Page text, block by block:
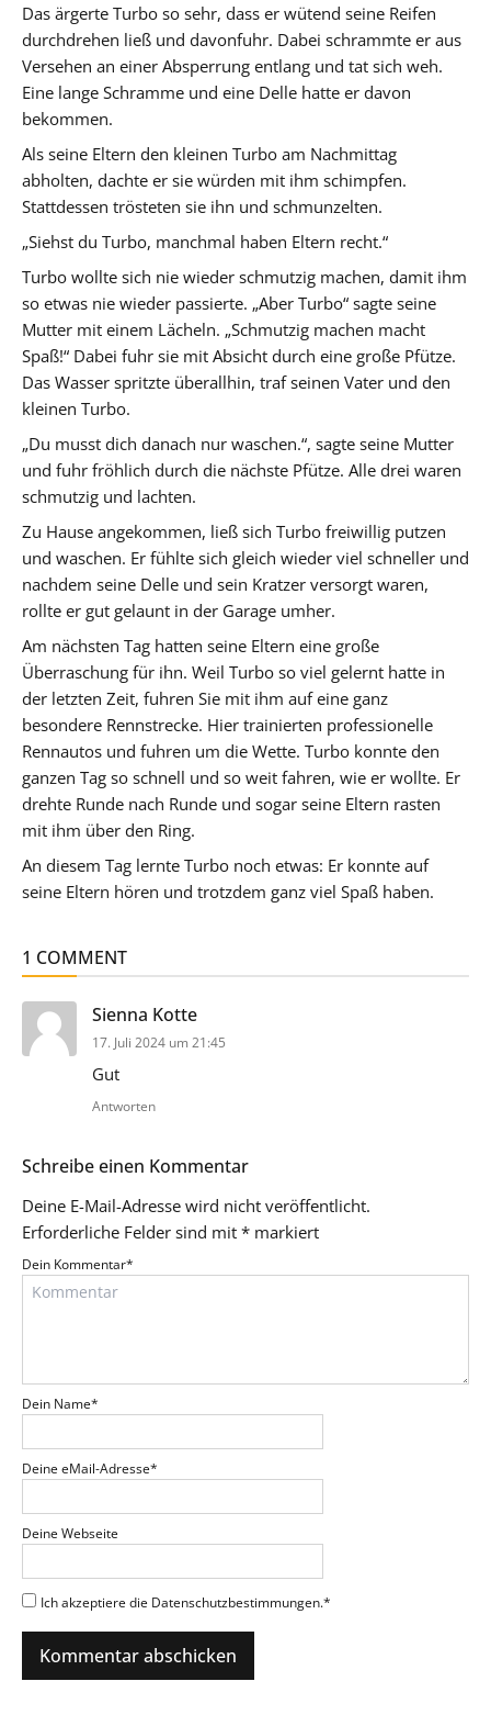
Das ärgerte Turbo so sehr, dass er wütend seine Reifen
durchdrehen ließ und davonfuhr. Dabei schrammte er aus
Versehen an einer Absperrung entlang und tat sich weh.
Eine lange Schramme und eine Delle hatte er davon
bekommen.
Als seine Eltern den kleinen Turbo am Nachmittag
abholten, dachte er sie würden mit ihm schimpfen.
Stattdessen trösteten sie ihn und schmunzelten.
„Siehst du Turbo, manchmal haben Eltern recht.“
Turbo wollte sich nie wieder schmutzig machen, damit ihm
so etwas nie wieder passierte. „Aber Turbo“ sagte seine
Mutter mit einem Lächeln. „Schmutzig machen macht
Spaß!“ Dabei fuhr sie mit Absicht durch eine große Pfütze.
Das Wasser spritzte überallhin, traf seinen Vater und den
kleinen Turbo.
„Du musst dich danach nur waschen.“, sagte seine Mutter
und fuhr fröhlich durch die nächste Pfütze. Alle drei waren
schmutzig und lachten.
Zu Hause angekommen, ließ sich Turbo freiwillig putzen
und waschen. Er fühlte sich gleich wieder viel schneller und
nachdem seine Delle und sein Kratzer versorgt waren,
rollte er gut gelaunt in der Garage umher.
Am nächsten Tag hatten seine Eltern eine große
Überraschung für ihn. Weil Turbo so viel gelernt hatte in
der letzten Zeit, fuhren Sie mit ihm auf eine ganz
besondere Rennstrecke. Hier trainierten professionelle
Rennautos und fuhren um die Wette. Turbo konnte den
ganzen Tag so schnell und so weit fahren, wie er wollte. Er
drehte Runde nach Runde und sogar seine Eltern rasten
mit ihm über den Ring.
An diesem Tag lernte Turbo noch etwas: Er konnte auf
seine Eltern hören und trotzdem ganz viel Spaß haben.
1 COMMENT
Sienna Kotte
17. Juli 2024 um 21:45
Gut
Antworten
Schreibe einen Kommentar
Deine E-Mail-Adresse wird nicht veröffentlicht.
Erforderliche Felder sind mit * markiert
Dein Kommentar*
Dein Name*
Deine eMail-Adresse*
Deine Webseite
Ich akzeptiere die Datenschutzbestimmungen.*